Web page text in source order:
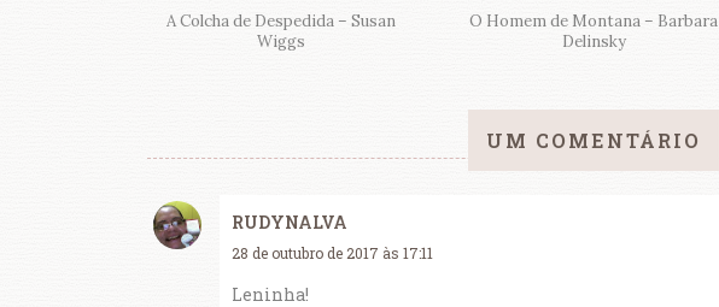
A Colcha de Despedida – Susan
Wiggs
O Homem de Montana – Barbara
Delinsky
UM COMENTÁRIO
RUDYNALVA
28 de outubro de 2017 às 17:11
Leninha!